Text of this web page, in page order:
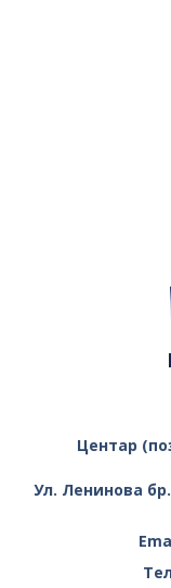
Центар
Ул. Ленинова